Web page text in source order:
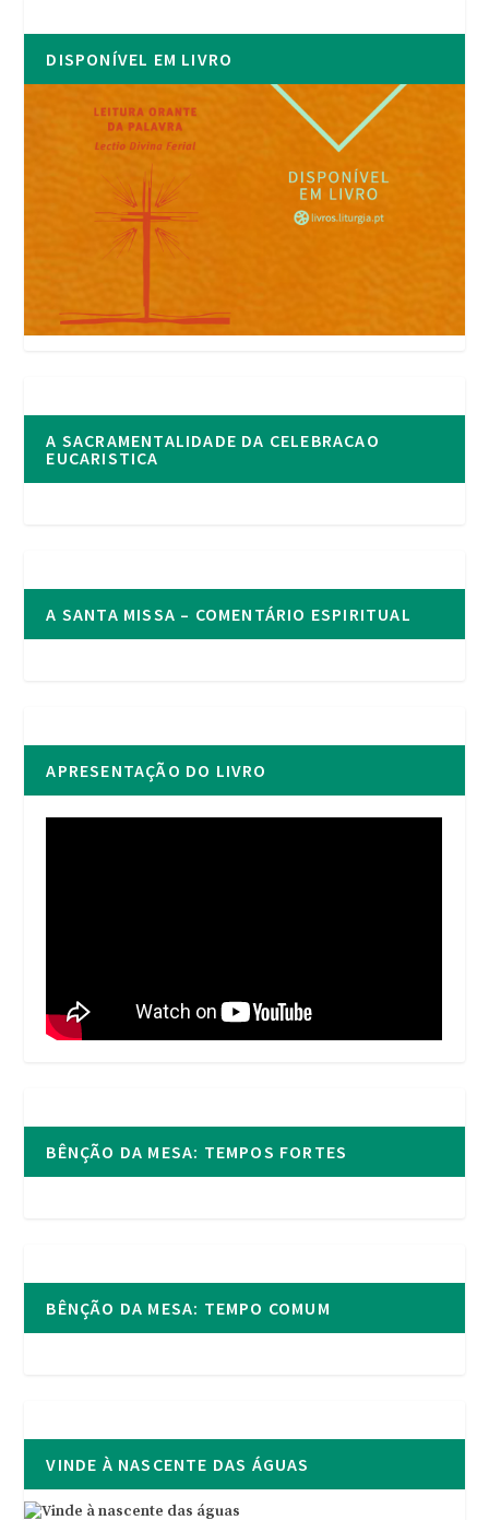
DISPONÍVEL EM LIVRO
A SACRAMENTALIDADE DA CELEBRACAO
EUCARISTICA
A SANTA MISSA – COMENTÁRIO ESPIRITUAL
APRESENTAÇÃO DO LIVRO
BÊNÇÃO DA MESA: TEMPOS FORTES
BÊNÇÃO DA MESA: TEMPO COMUM
VINDE À NASCENTE DAS ÁGUAS